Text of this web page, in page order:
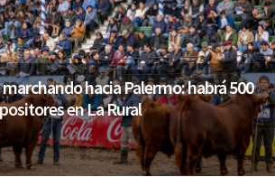
hacia Palermo: habrá 500
en La Rural